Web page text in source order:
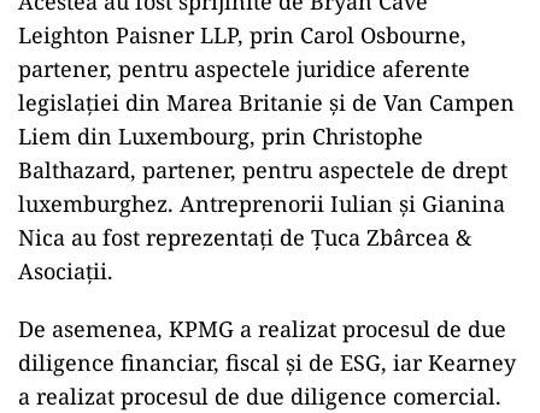
Leighton Paisner LLP, prin Carol Osbourne,
partener, pentru aspectele juridice aferente
legislaţiei din Marea Britanie şi de Van Campen
Liem din Luxembourg, prin Christophe
Balthazard, partener, pentru aspectele de drept
luxemburghez. Antreprenorii Iulian şi Gianina
Nica au fost reprezentaţi de Ţuca Zbârcea &
Asociaţii.
De asemenea, KPMG a realizat procesul de due
diligence financiar, fiscal şi de ESG, iar Kearney
a realizat procesul de due diligence comercial.